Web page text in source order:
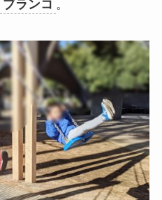
ブランコ 。